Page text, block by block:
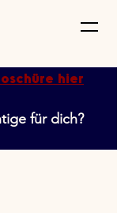
hier
für dich?